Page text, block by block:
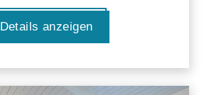
Details anzeigen